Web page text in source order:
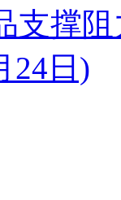
支撑
24日)